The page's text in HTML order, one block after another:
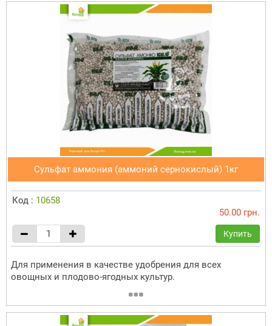
Сульфат аммония (аммоний сернокислый) 1кг
Код : 10658
50.00 грн.
Купить
Для применения в качестве удобрения для всех
овощных и плодово-ягодных культур.